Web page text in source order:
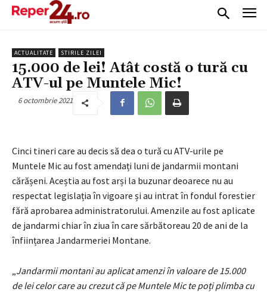
ACTUALITATE STIRILE ZILEI
15.000 de lei! Atât costă o tură cu
ATV-ul pe Muntele Mic!
6 octombrie 2021
Cinci tineri care au decis să dea o tură cu ATV-urile pe
Muntele Mic au fost amendați luni de jandarmii montani
cărășeni. Aceștia au fost arși la buzunar deoarece nu au
respectat legislația în vigoare și au intrat în fondul forestier
fără aprobarea administratorului. Amenzile au fost aplicate
de jandarmi chiar în ziua în care sărbătoreau 20 de ani de la
înființarea Jandarmeriei Montane.
Jandarmii montani au aplicat amenzi în valoare de 15.000
de lei celor care au crezut că pe Muntele Mic te poți plimba cu